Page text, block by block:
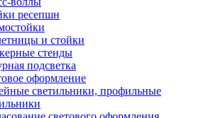
ресепшн
и стойки
стенды
подсветка
оформление
светильники, профильные